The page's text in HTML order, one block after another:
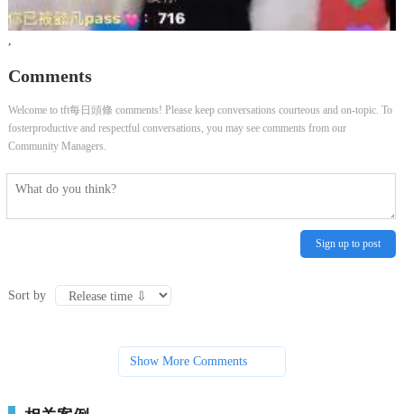
,
Comments
Welcome to tft每日頭條 comments! Please keep conversations courteous and on-topic. To
fosterproductive and respectful conversations, you may see comments from our
Community Managers.
Sign up to post
Sort by
Show More Comments